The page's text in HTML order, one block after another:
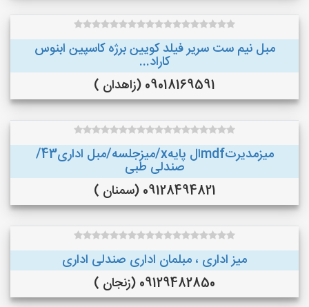
مبل نیم ست سریر فیلد کویین برژه کاسپین ابنوس
کاراد...
09018169591 (زاهدان )
میزمدیرتmdfال پایهx/میزجلسه/مبل اداری43/
صندلی طبی
09128494821 (سمنان )
میز اداری ، مبلمان اداری صندلی اداری
09129482850 (زنجان )